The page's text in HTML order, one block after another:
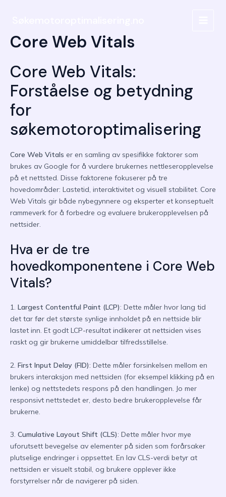
innholdet
Core Web Vitals
Core Web Vitals:
Forståelse og betydning
for
søkemotoroptimalisering
Core Web Vitals er en samling av spesifikke faktorer som
brukes av Google for å vurdere brukernes nettleseropplevelse
på et nettsted. Disse faktorene fokuserer på tre
hovedområder: Lastetid, interaktivitet og visuell stabilitet. Core
Web Vitals gir både nybegynnere og eksperter et konseptuelt
rammeverk for å forbedre og evaluere brukeropplevelsen på
nettsider.
Hva er de tre
hovedkomponentene i Core Web
Vitals?
1. Largest Contentful Paint (LCP): Dette måler hvor lang tid
det tar før det største synlige innholdet på en nettside blir
lastet inn. Et godt LCP-resultat indikerer at nettsiden vises
raskt og gir brukerne umiddelbar tilfredsstillelse.
2. First Input Delay (FID): Dette måler forsinkelsen mellom en
brukers interaksjon med nettsiden (for eksempel klikking på en
lenke) og nettstedets respons på den handlingen. Jo mer
responsivt nettstedet er, desto bedre brukeropplevelse får
brukerne.
3. Cumulative Layout Shift (CLS): Dette måler hvor mye
uforutsett bevegelse av elementer på siden som forårsaker
plutselige endringer i oppsettet. En lav CLS-verdi betyr at
nettsiden er visuelt stabil, og brukere opplever ikke
forstyrrelser når de navigerer på siden.